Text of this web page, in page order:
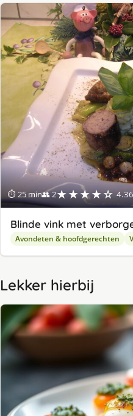
⏱ 25 min👥 2★★★★☆
Blinde vink met
Avondeten & hoofdgerechten
Lekker hierbij